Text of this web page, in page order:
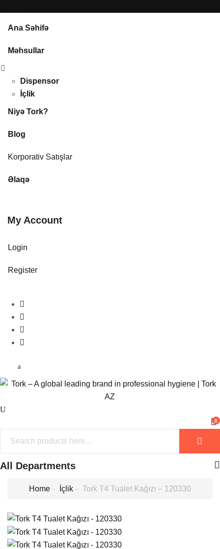
Ana Səhifə
Məhsullar
Dispensor
İçlik
Niyə Tork?
Blog
Korporativ Satışlar
Əlaqə
My Account
Login
Register
0
All Departments
Home İçlik Tork T4 Tualet Kağızı – 120330